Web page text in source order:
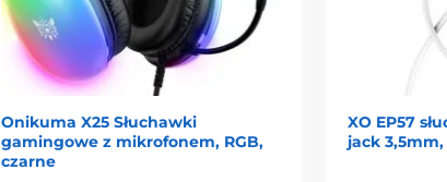
Onikuma X25 Słuchawki
gamingowe z mikrofonem, RGB,
czarne
XO EP57
jack 3,5mm,